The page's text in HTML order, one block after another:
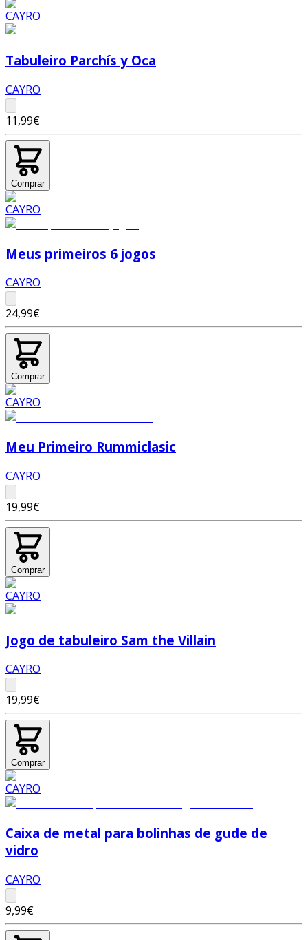
Tabuleiro Parchís y Oca
CAYRO
11,99€
Comprar
Meus primeiros 6 jogos
CAYRO
24,99€
Comprar
Meu Primeiro Rummiclasic
CAYRO
19,99€
Comprar
Jogo de tabuleiro Sam the Villain
CAYRO
19,99€
Comprar
Caixa de metal para bolinhas de gude de
vidro
CAYRO
9,99€